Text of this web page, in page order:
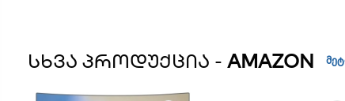
ᲡᲮᲕᲐ ᲞᲠᲝᲓᲣᲥᲪᲘᲐ - AMAZON